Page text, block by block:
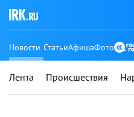
Новости СтатьиАфишаФото
Лента Происшествия